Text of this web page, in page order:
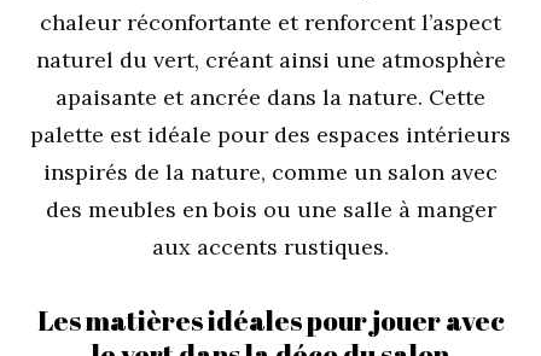
chaleur réconfortante et renforcent l’aspect
naturel du vert, créant ainsi une atmosphère
apaisante et ancrée dans la nature. Cette
palette est idéale pour des espaces intérieurs
inspirés de la nature, comme un salon avec
des meubles en bois ou une salle à manger
aux accents rustiques.
Les matières idéales pour jouer avec